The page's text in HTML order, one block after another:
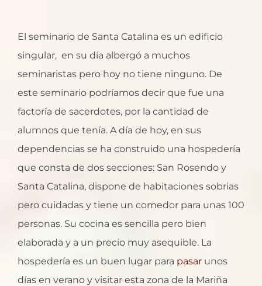
El seminario de Santa Catalina es un edificio
singular, en su día albergó a muchos
seminaristas pero hoy no tiene ninguno. De
este seminario podríamos decir que fue una
factoría de sacerdotes, por la cantidad de
alumnos que tenía. A día de hoy, en sus
dependencias se ha construido una hospedería
que consta de dos secciones: San Rosendo y
Santa Catalina, dispone de habitaciones sobrias
pero cuidadas y tiene un comedor para unas 100
personas. Su cocina es sencilla pero bien
elaborada y a un precio muy asequible. La
hospedería es un buen lugar para pasar unos
días en verano y visitar esta zona de la Mariña